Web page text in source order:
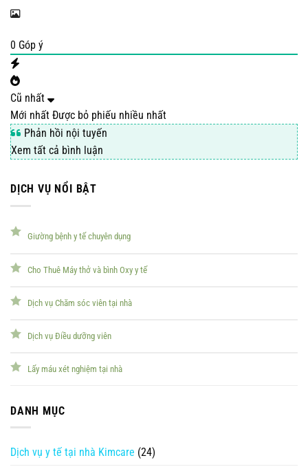
0 Góp ý
Cũ nhất
Mới nhất Được bỏ phiếu nhiều nhất
Phản hồi nội tuyến
Xem tất cả bình luận
DỊCH VỤ NỔI BẬT
Giường bệnh y tế chuyên dụng
Cho Thuê Máy thở và bình Oxy y tế
Dịch vụ Chăm sóc viên tại nhà
Dịch vụ Điều dưỡng viên
Lấy máu xét nghiệm tại nhà
DANH MỤC
Dịch vụ y tế tại nhà Kimcare (24)